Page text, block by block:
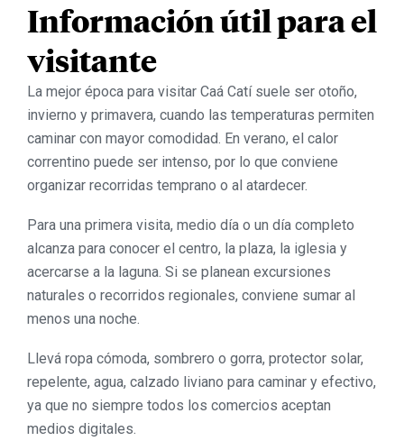
Información útil para el
visitante
La mejor época para visitar Caá Catí suele ser otoño,
invierno y primavera, cuando las temperaturas permiten
caminar con mayor comodidad. En verano, el calor
correntino puede ser intenso, por lo que conviene
organizar recorridas temprano o al atardecer.
Para una primera visita, medio día o un día completo
alcanza para conocer el centro, la plaza, la iglesia y
acercarse a la laguna. Si se planean excursiones
naturales o recorridos regionales, conviene sumar al
menos una noche.
Llevá ropa cómoda, sombrero o gorra, protector solar,
repelente, agua, calzado liviano para caminar y efectivo,
ya que no siempre todos los comercios aceptan
medios digitales.